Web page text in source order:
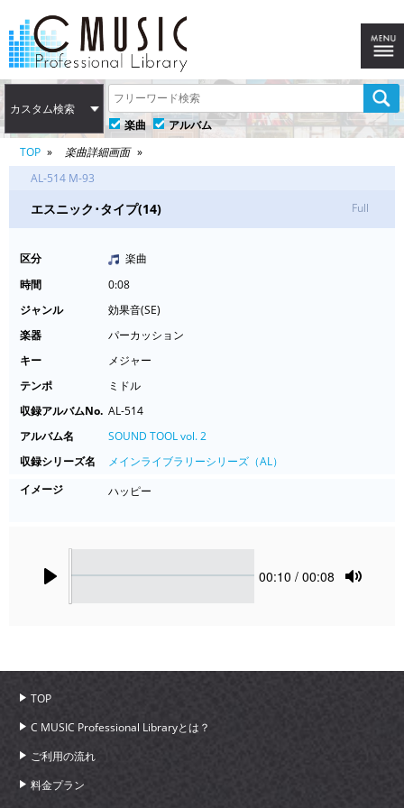
カスタム検索
楽曲
アルバム
TOP
楽曲詳細画面
AL-514 M-93
エスニック･タイプ(14) Full
区分
楽曲
時間
0:08
ジャンル
効果音(SE)
楽器
パーカッション
キー
メジャー
テンポ
ミドル
収録アルバムNo. AL-514
アルバム名
SOUND TOOL vol. 2
収録シリーズ名
メインライブラリーシリーズ（AL）
イメージ
ハッピー
Current
00:10 / 00:08
TOP
C MUSIC Professional Libraryとは？
ご利用の流れ
料金プラン